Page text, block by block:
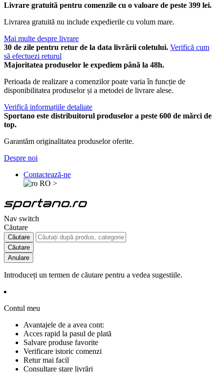
Livrare gratuită pentru comenzile cu o valoare de peste 399 lei.
Livrarea gratuită nu include expedierile cu volum mare.
Mai multe despre livrare
30 de zile pentru retur de la data livrării coletului. Verifică cum
să efectuezi returul
Majoritatea produselor le expediem până la 48h.
Perioada de realizare a comenzilor poate varia în funcție de
disponibilitatea produselor și a metodei de livrare alese.
Verifică informațiile detaliate
Sportano este distribuitorul produselor a peste 600 de mărci de
top.
Garantăm originalitatea produselor oferite.
Despre noi
Contactează-ne
RO >
Nav switch
Căutare
Căutare
Căutare
Anulare
Introduceți un termen de căutare pentru a vedea sugestiile.
Contul meu
Avantajele de a avea cont:
Acces rapid la pasul de plată
Salvare produse favorite
Verificare istoric comenzi
Retur mai facil
Consultare stare livrări